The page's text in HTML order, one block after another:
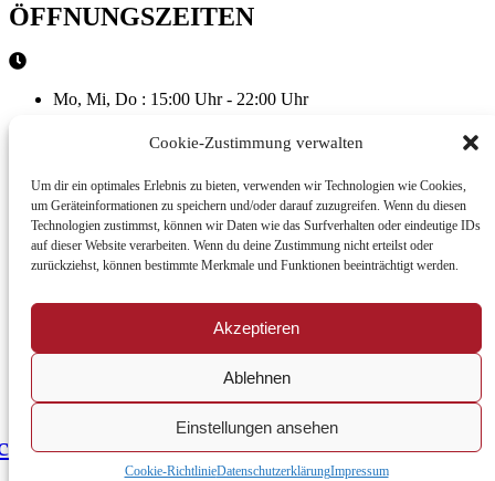
Cookie-Zustimmung verwalten
Um dir ein optimales Erlebnis zu bieten, verwenden wir Technologien wie Cookies,
um Geräteinformationen zu speichern und/oder darauf zuzugreifen. Wenn du diesen
Technologien zustimmst, können wir Daten wie das Surfverhalten oder eindeutige IDs
auf dieser Website verarbeiten. Wenn du deine Zustimmung nicht erteilst oder
zurückziehst, können bestimmte Merkmale und Funktionen beeinträchtigt werden.
Akzeptieren
Ablehnen
Einstellungen ansehen
Cookie-RichtlinieDatenschutzerklärungImpressum
ÖFFNUNGSZEITEN
Mo, Mi, Do : 15:00 Uhr - 22:00 Uhr
Di : 17:00 - 21:30
Fr - Sa : 15:00 Uhr - 23:00 Uhr
So : 15:00 Uhr - 22:00 Uhr
© 2023 Sushi Ayumi, Alle Rechte
vorbehalten
TwitterYoutubeLinkedin